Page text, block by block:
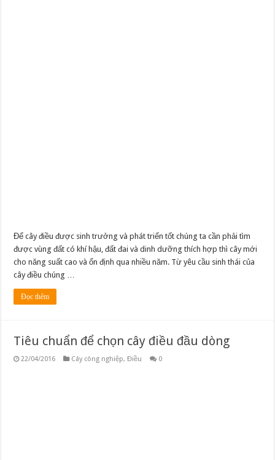
Để cây điều được sinh trưởng và phát triển tốt chúng ta cần phải tìm
được vùng đất có khí hậu, đất đai và dinh dưỡng thích hợp thì cây mới
cho năng suất cao và ổn định qua nhiều năm. Từ yêu cầu sinh thái của
cây điều chúng …
Đọc thêm
Tiêu chuẩn để chọn cây điều đầu dòng
22/04/2016 Cây công nghiệp,Điều 0